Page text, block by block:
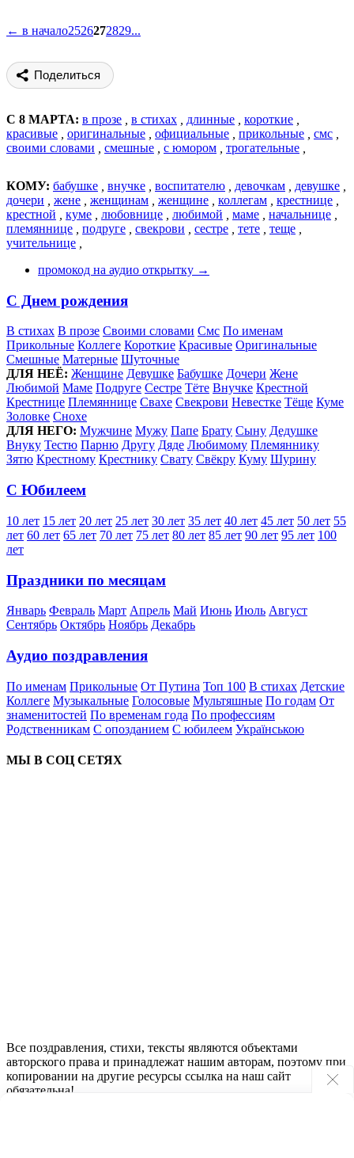
← в начало2526272829...
Поделиться
С 8 МАРТА: в прозе в стихах длинные короткие
красивые
оригинальные официальные прикольные смс
своими словами
смешные с юмором трогательные
КОМУ: бабушке внучке воспитателю девочкам девушке
дочери
жене женщинам женщине коллегам крестнице
крестной
куме любовнице любимой маме начальнице
племяннице
подруге свекрови сестре тете теще
учительнице
промокод на аудио открытку →
С Днем рождения
В стихах В прозе Своими словами Смс По именам
Прикольные Коллеге Короткие Красивые Оригинальные
Смешные Матерные Шуточные
ДЛЯ НЕЁ: Женщине Девушке Бабушке Дочери Жене
Любимой Маме Подруге Сестре Тёте Внучке Крестной
Крестнице Племяннице Свахе Свекрови Невестке Тёще Куме
Золовке Снохе
ДЛЯ НЕГО: Мужчине Мужу Папе Брату Сыну Дедушке
Внуку Тестю Парню Другу Дяде Любимому Племяннику
Зятю Крестному Крестнику Свату Свёкру Куму Шурину
С Юбилеем
10 лет 15 лет 20 лет 25 лет 30 лет 35 лет 40 лет 45 лет 50 лет 55
лет 60 лет 65 лет 70 лет 75 лет 80 лет 85 лет 90 лет 95 лет 100
лет
Праздники по месяцам
Январь Февраль Март Апрель Май Июнь Июль Август
Сентябрь Октябрь Ноябрь Декабрь
Аудио поздравления
По именам Прикольные От Путина Топ 100 В стихах Детские
Коллеге Музыкальные Голосовые Мультяшные По годам От
знаменитостей По временам года По профессиям
Родственникам С опозданием С юбилеем Українською
МЫ В СОЦ СЕТЯХ
Все поздравления, стихи, тексты являются объектами
авторского права и принадлежат нашим авторам, поэтому при
копировании на другие ресурсы ссылка на наш сайт
обязательна!